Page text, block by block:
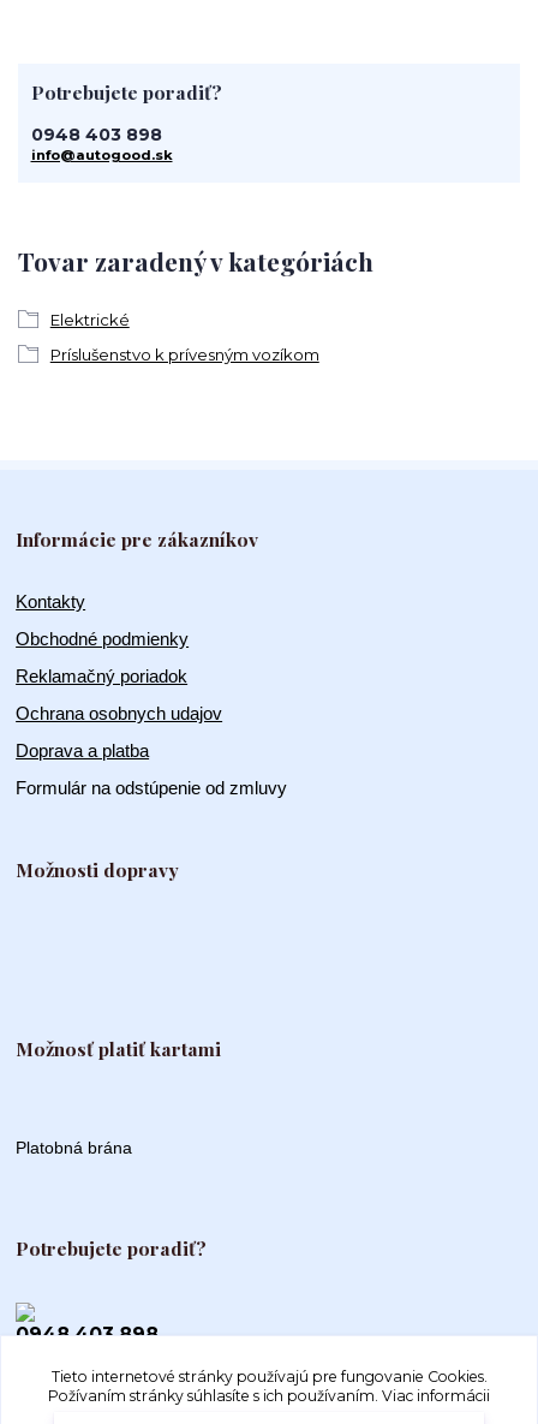
Tovar zaradený v kategóriách
Elektrické
Príslušenstvo k prívesným vozíkom
Potrebujete poradiť?
0948 403 898
info@autogood.sk
Informácie pre zákazníkov
Kontakty
Obchodné podmienky
Reklamačný poriadok
Ochrana osobnych udajov
Doprava a platba
Formulár na odstúpenie od zmluvy
Možnosti dopravy
Možnosť platiť kartami
Platobná brána
Potrebujete poradiť?
0948 403 898
info@autogood.sk
Tieto internetové stránky používajú pre fungovanie Cookies.
Požívaním stránky súhlasíte s ich používaním. Viac informácii